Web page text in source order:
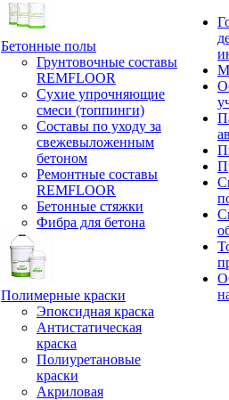
Бетонные полы
Грунтовочные составы
REMFLOOR
Сухие упрочняющие
смеси (топпинги)
Составы по уходу за
свежевыложенным
бетоном
Ремонтные составы
REMFLOOR
Бетонные стяжки
Фибра для бетона
Полимерные краски
Эпоксидная краска
Антистатическая
краска
Полиуретановые
краски
Акриловая